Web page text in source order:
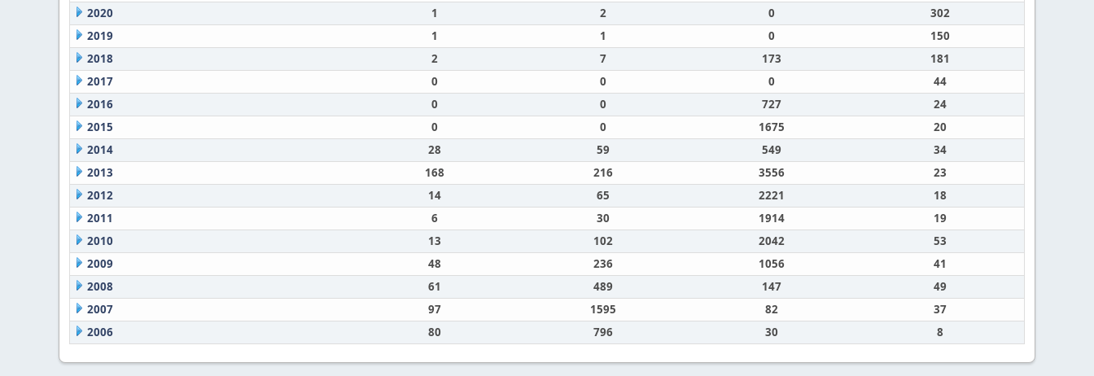
2020
1 2 0
302
2019
1 1 0
150
2018
2 7 173
181
2017
0 0 0
44
2016
0 0 727
24
2015
0 0 1675
20
2014
28 59 549
34
2013
168 216 3556
23
2012
14 65 2221
18
2011
6 30 1914
19
2010
13 102 2042
53
2009
48 236 1056
41
2008
61 489 147
49
2007
97 1595 82
37
2006
80 796 30 8